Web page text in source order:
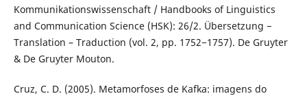
Kommunikationswissenschaft / Handbooks of Linguistics
and Communication Science (HSK): 26/2. Übersetzung −
Translation – Traduction (vol. 2, pp. 1752−1757). De Gruyter
& De Gruyter Mouton.
Cruz, C. D. (2005). Metamorfoses de Kafka: imagens do